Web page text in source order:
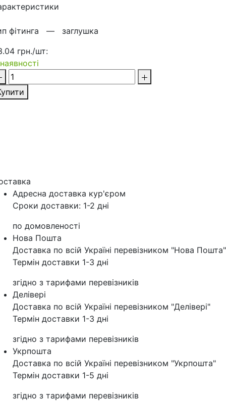
фітинга — заглушка
грн./шт:
Адресна доставка кур'‎єром
Сроки доставки: 1-2 дні
по домовленості
Нова Пошта
Доставка по всій Україні перевізником "Нова Пошта"
Термін доставки 1-3 дні
згідно з тарифами перевізників
Делівері
Доставка по всій Україні перевізником "Делівері"
Термін доставки 1-3 дні
згідно з тарифами перевізників
Укрпошта
Доставка по всій Україні перевізником "Укрпошта"
Термін доставки 1-5 дні
згідно з тарифами перевізників